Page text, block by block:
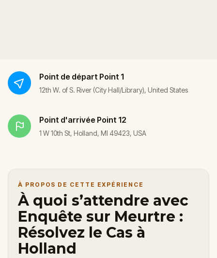
Point de départ Point 1
12th W. of S. River (City Hall/Library), United States
Point d'arrivée Point 12
1 W 10th St, Holland, MI 49423, USA
À PROPOS DE CETTE EXPÉRIENCE
À quoi s’attendre avec
Enquête sur Meurtre :
Résolvez le Cas à
Holland